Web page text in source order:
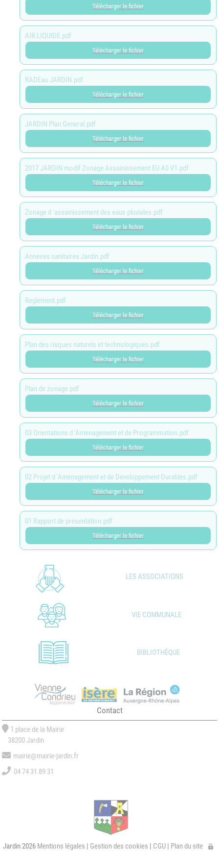
Télécharger le fichier
AIR LIQUIDE.pdf
Télécharger le fichier
RADEau JARDIN.pdf
Télécharger le fichier
JARDIN Plan General.pdf
Télécharger le fichier
2017 JARDIN modif Zonage Assainissement EU A0 V1.pdf
Télécharger le fichier
Zonage d 'assainissement des eaux pluviales.pdf
Télécharger le fichier
Annexes sanitaires Jardin.pdf
Télécharger le fichier
Reglement.pdf
Télécharger le fichier
Plan des risques naturels et technologiques.pdf
Télécharger le fichier
Plan de zonage.pdf
Télécharger le fichier
03 Orientations d 'Amenagement et de Programmation.pdf
Télécharger le fichier
02 Projet d 'Amenagement et de Developpement Durables.pdf
Télécharger le fichier
01 Rapport de presentation.pdf
Télécharger le fichier
LES ASSOCIATIONS
VIE COMMUNALE
BIBLIOTHÈQUE
Contact
1 place de la Mairie
38200 Jardin
mairie@mairie-jardin.fr
04 74 31 89 31
Jardin 2026 Mentions légales | Gestion des cookies | CGU| Plan du site